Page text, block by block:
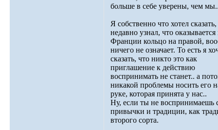
больше в себе уверены, чем
Я собственно что хотел сказать,
недавно узнал, что оказывается
Франции кольцо на правой,
ничего не означает. То есть я
сказать, что никто это как
приглашение к действию
воспринимать не станет.. а
никакой проблемы носить его
руке, которая принята у нас..
Ну, если ты не воспринимаешь
привычки и традиции, как
второго сорта.